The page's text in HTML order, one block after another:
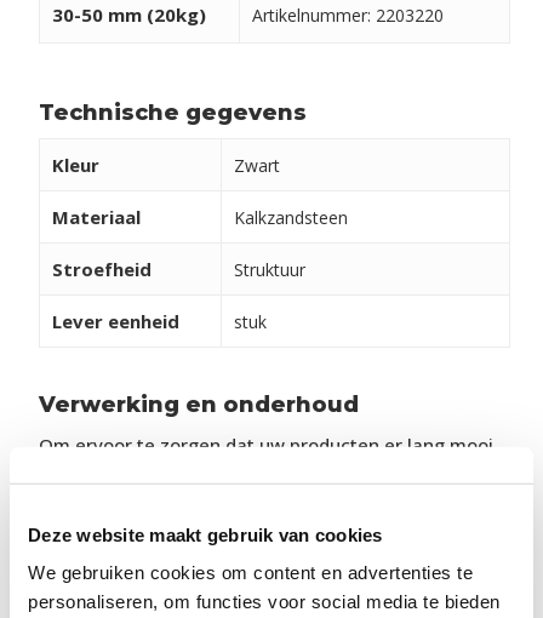
Deze website maakt gebruik van cookies
We gebruiken cookies om content en advertenties te
personaliseren, om functies voor social media te bieden
30-50 mm (20kg) Artikelnummer: 2203220
Technische gegevens
Kleur Zwart
Materiaal Kalkzandsteen
Stroefheid Struktuur
Lever eenheid stuk
Verwerking en onderhoud
Om ervoor te zorgen dat uw producten er lang mooi
onderstaande button. Ook kunt u hier de
verschillende legvoorbeelden vinden.